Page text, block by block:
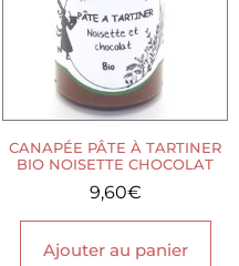
CANAPÉE PÂTE À TARTINER
BIO NOISETTE CHOCOLAT
9,60€
Ajouter au panier